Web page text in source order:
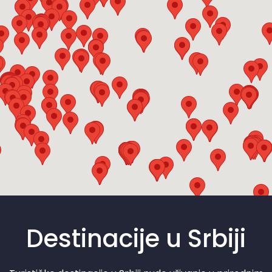
Destinacije u Srbiji